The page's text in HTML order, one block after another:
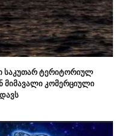
საკუთარ ტერიტორიულ
მიმავალი კომერციული